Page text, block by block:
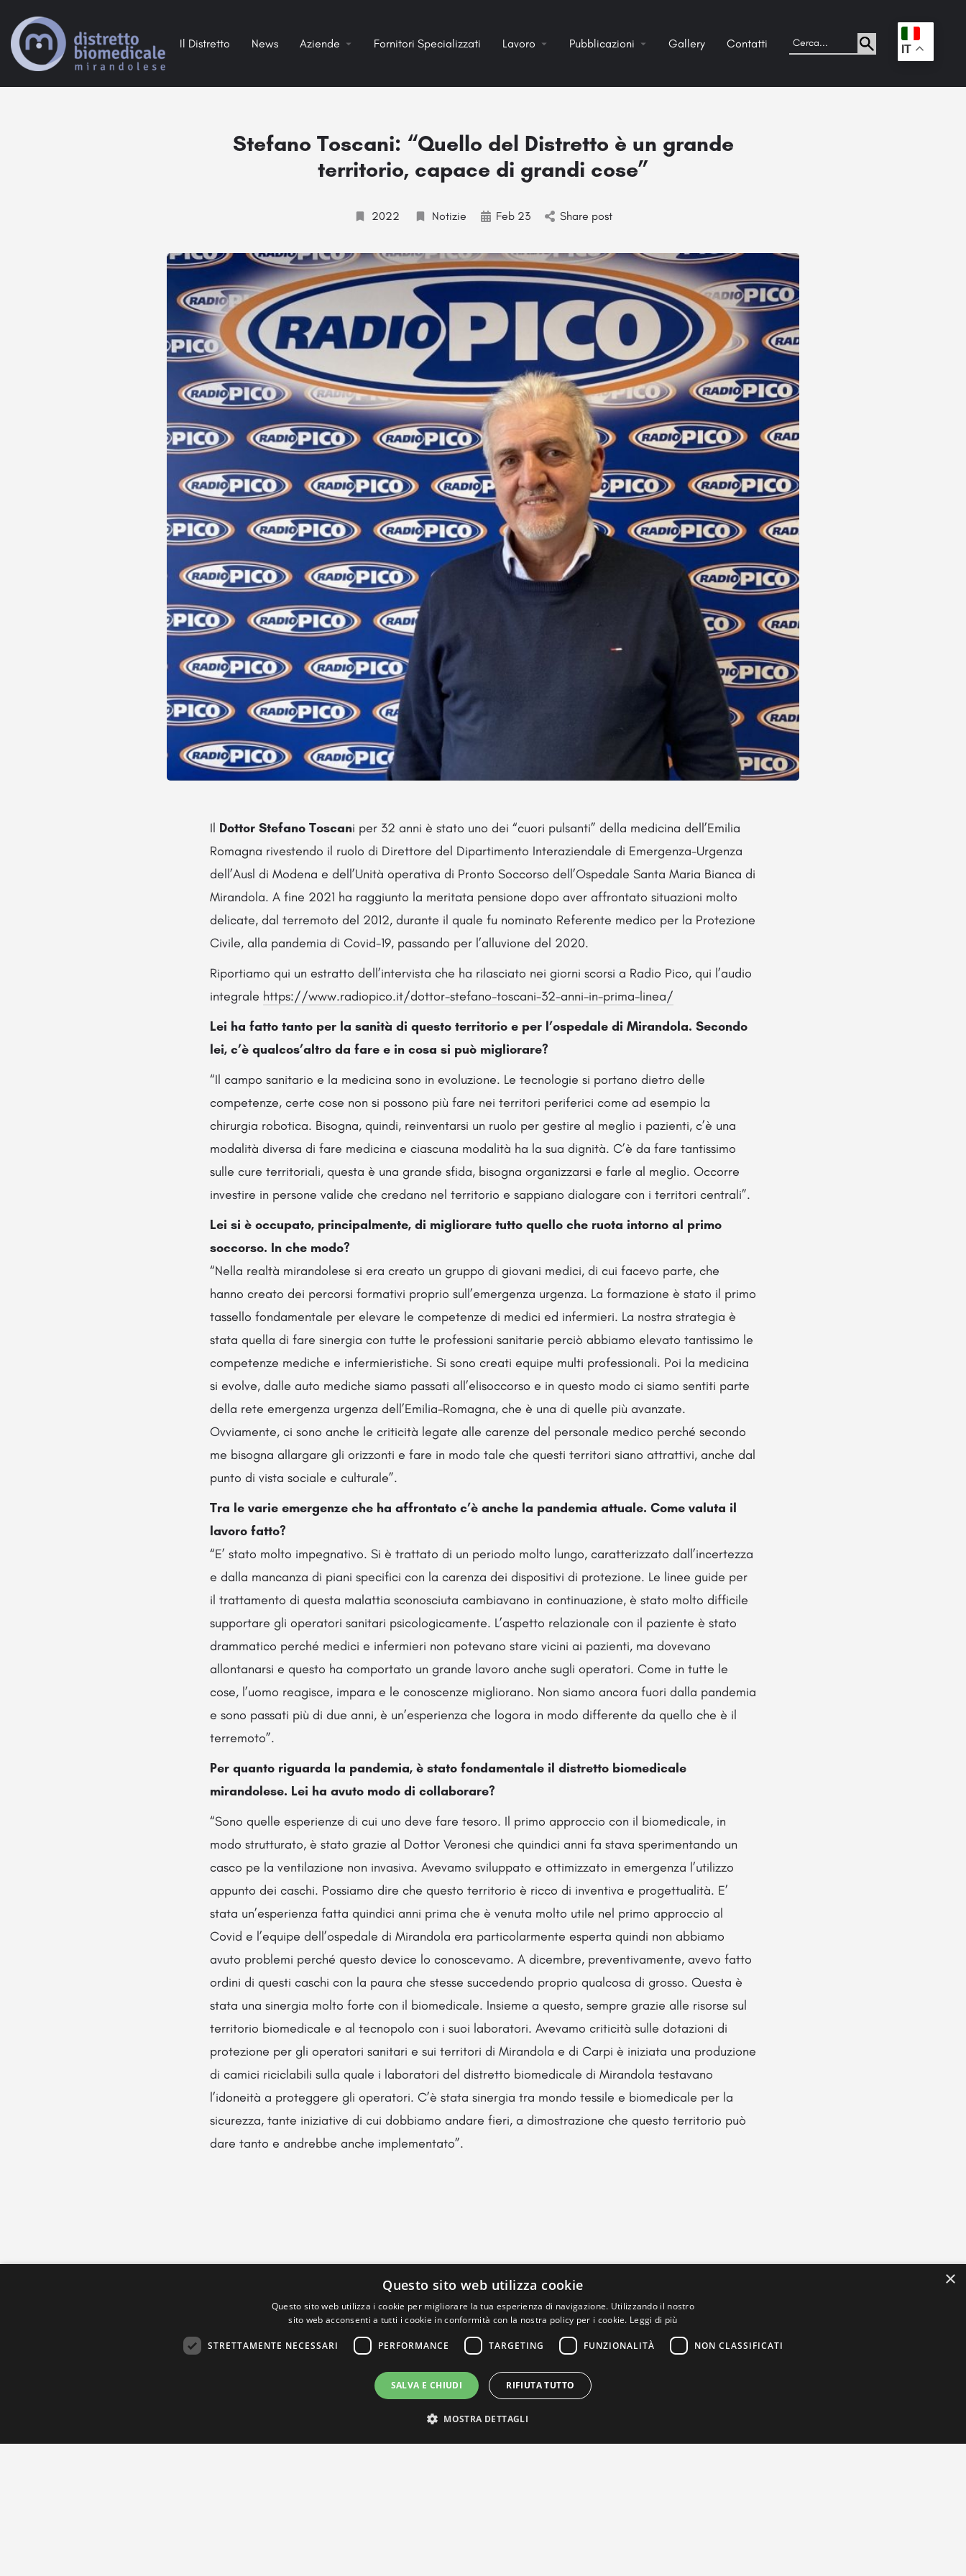
Il Distretto News Aziende Fornitori Specializzati Lavoro Pubblicazioni Gallery Contatti . IT
Stefano Toscani: “Quello del Distretto è un grande
territorio, capace di grandi cose”
2022 Notizie Feb 23 Share post
Il Dottor Stefano Toscani per 32 anni è stato uno dei “cuori pulsanti” della medicina dell’Emilia
Romagna rivestendo il ruolo di Direttore del Dipartimento Interaziendale di Emergenza-Urgenza
dell’Ausl di Modena e dell’Unità operativa di Pronto Soccorso dell’Ospedale Santa Maria Bianca di
Mirandola. A fine 2021 ha raggiunto la meritata pensione dopo aver affrontato situazioni molto
delicate, dal terremoto del 2012, durante il quale fu nominato Referente medico per la Protezione
Civile, alla pandemia di Covid-19, passando per l’alluvione del 2020.
Riportiamo qui un estratto dell’intervista che ha rilasciato nei giorni scorsi a Radio Pico, qui l’audio
integrale https://www.radiopico.it/dottor-stefano-toscani-32-anni-in-prima-linea/
Lei ha fatto tanto per la sanità di questo territorio e per l’ospedale di Mirandola. Secondo
lei, c’è qualcos’altro da fare e in cosa si può migliorare?
“Il campo sanitario e la medicina sono in evoluzione. Le tecnologie si portano dietro delle
competenze, certe cose non si possono più fare nei territori periferici come ad esempio la
chirurgia robotica. Bisogna, quindi, reinventarsi un ruolo per gestire al meglio i pazienti, c’è una
modalità diversa di fare medicina e ciascuna modalità ha la sua dignità. C’è da fare tantissimo
sulle cure territoriali, questa è una grande sfida, bisogna organizzarsi e farle al meglio. Occorre
investire in persone valide che credano nel territorio e sappiano dialogare con i territori centrali”.
Lei si è occupato, principalmente, di migliorare tutto quello che ruota intorno al primo
soccorso. In che modo?
“Nella realtà mirandolese si era creato un gruppo di giovani medici, di cui facevo parte, che
hanno creato dei percorsi formativi proprio sull’emergenza urgenza. La formazione è stato il primo
tassello fondamentale per elevare le competenze di medici ed infermieri. La nostra strategia è
stata quella di fare sinergia con tutte le professioni sanitarie perciò abbiamo elevato tantissimo le
competenze mediche e infermieristiche. Si sono creati equipe multi professionali. Poi la medicina
si evolve, dalle auto mediche siamo passati all’elisoccorso e in questo modo ci siamo sentiti parte
della rete emergenza urgenza dell’Emilia-Romagna, che è una di quelle più avanzate.
Ovviamente, ci sono anche le criticità legate alle carenze del personale medico perché secondo
me bisogna allargare gli orizzonti e fare in modo tale che questi territori siano attrattivi, anche dal
punto di vista sociale e culturale”.
Tra le varie emergenze che ha affrontato c’è anche la pandemia attuale. Come valuta il
lavoro fatto?
“E’ stato molto impegnativo. Si è trattato di un periodo molto lungo, caratterizzato dall’incertezza
e dalla mancanza di piani specifici con la carenza dei dispositivi di protezione. Le linee guide per
il trattamento di questa malattia sconosciuta cambiavano in continuazione, è stato molto difficile
supportare gli operatori sanitari psicologicamente. L’aspetto relazionale con il paziente è stato
drammatico perché medici e infermieri non potevano stare vicini ai pazienti, ma dovevano
allontanarsi e questo ha comportato un grande lavoro anche sugli operatori. Come in tutte le
cose, l’uomo reagisce, impara e le conoscenze migliorano. Non siamo ancora fuori dalla pandemia
e sono passati più di due anni, è un’esperienza che logora in modo differente da quello che è il
terremoto”.
Per quanto riguarda la pandemia, è stato fondamentale il distretto biomedicale
mirandolese. Lei ha avuto modo di collaborare?
“Sono quelle esperienze di cui uno deve fare tesoro. Il primo approccio con il biomedicale, in
modo strutturato, è stato grazie al Dottor Veronesi che quindici anni fa stava sperimentando un
casco pe la ventilazione non invasiva. Avevamo sviluppato e ottimizzato in emergenza l’utilizzo
appunto dei caschi. Possiamo dire che questo territorio è ricco di inventiva e progettualità. E’
stata un’esperienza fatta quindici anni prima che è venuta molto utile nel primo approccio al
Covid e l’equipe dell’ospedale di Mirandola era particolarmente esperta quindi non abbiamo
avuto problemi perché questo device lo conoscevamo. A dicembre, preventivamente, avevo fatto
ordini di questi caschi con la paura che stesse succedendo proprio qualcosa di grosso. Questa è
stata una sinergia molto forte con il biomedicale. Insieme a questo, sempre grazie alle risorse sul
territorio biomedicale e al tecnopolo con i suoi laboratori. Avevamo criticità sulle dotazioni di
protezione per gli operatori sanitari e sui territori di Mirandola e di Carpi è iniziata una produzione
di camici riciclabili sulla quale i laboratori del distretto biomedicale di Mirandola testavano
l’idoneità a proteggere gli operatori. C’è stata sinergia tra mondo tessile e biomedicale per la
sicurezza, tante iniziative di cui dobbiamo andare fieri, a dimostrazione che questo territorio può
dare tanto e andrebbe anche implementato”.
×
Questo sito web utilizza cookie
Questo sito web utilizza i cookie per migliorare la tua esperienza di navigazione. Utilizzando il nostro
sito web acconsenti a tutti i cookie in conformità con la nostra policy per i cookie. Leggi di più
STRETTAMENTE NECESSARI PERFORMANCE TARGETING FUNZIONALITÀ NON CLASSIFICATI
SALVA E CHIUDI RIFIUTA TUTTO
MOSTRA DETTAGLI